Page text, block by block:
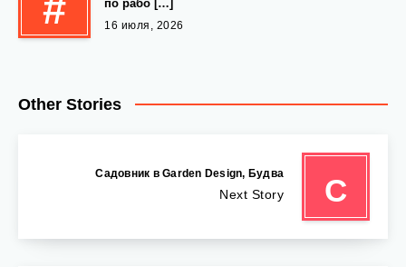
по рабо […]
16 июля, 2026
Other Stories
С
Садовник в Garden Design, Будва
Next Story